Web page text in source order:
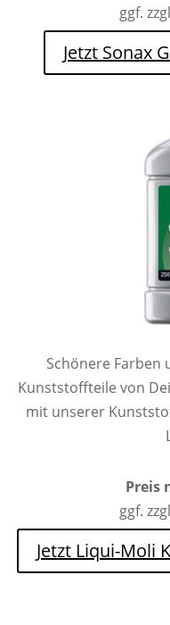
ggf.
Jetzt Sonax
Schönere Farben
Kunststoffteile von
mit unserer
Preis
ggf.
Jetzt Liqui-Moli